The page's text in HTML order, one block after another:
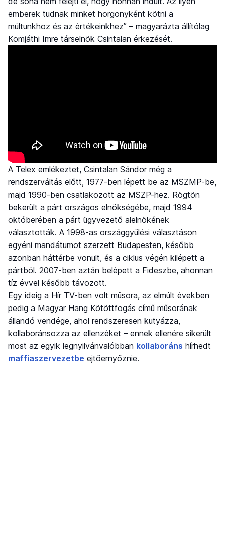
emberek tudnak minket horgonyként kötni a
múltunkhoz és az értékeinkhez” – magyarázta állítólag
Komjáthi Imre társelnök Csintalan érkezését.
A Telex emlékeztet, Csintalan Sándor még a
rendszerváltás előtt, 1977-ben lépett be az MSZMP-be,
majd 1990-ben csatlakozott az MSZP-hez. Rögtön
bekerült a párt országos elnökségébe, majd 1994
októberében a párt ügyvezető alelnökének
választották. A 1998-as országgyűlési választáson
egyéni mandátumot szerzett Budapesten, később
azonban háttérbe vonult, és a ciklus végén kilépett a
pártból. 2007-ben aztán belépett a Fideszbe, ahonnan
tíz évvel később távozott.
Egy ideig a Hír TV-ben volt műsora, az elmúlt években
pedig a Magyar Hang Kötöttfogás című műsorának
állandó vendége, ahol rendszeresen kutyázza,
kollaboránsozza az ellenzéket – ennek ellenére sikerült
most az egyik legnyilvánvalóbban kollaboráns hírhedt
maffiaszervezetbe ejtőernyőznie.